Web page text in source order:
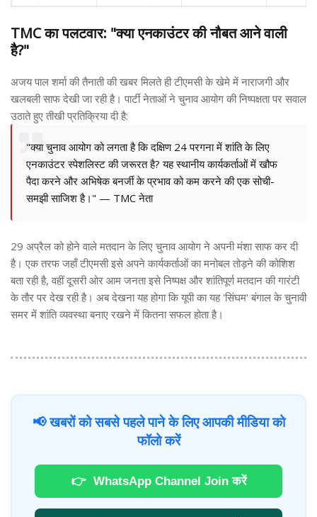
TMC का पलटवार: "क्या एनकाउंटर की नौबत आने वाली
है?"
अजय पाल शर्मा की तैनाती की खबर मिलते ही टीएमसी के खेमे में नाराजगी और
खलबली साफ देखी जा रही है। पार्टी नेताओं ने चुनाव आयोग की निष्पक्षता पर सवाल
उठाते हुए तीखी प्रतिक्रिया दी है:
"क्या चुनाव आयोग को लगता है कि दक्षिण 24 परगना में शांति के लिए
एनकाउंटर स्पेशलिस्ट की जरूरत है? यह स्थानीय कार्यकर्ताओं में खौफ
पैदा करने और अभिषेक बनर्जी के प्रभाव को कम करने की एक सोची-
समझी साजिश है।" — TMC नेता
29 अप्रैल को होने वाले मतदान के लिए चुनाव आयोग ने अपनी मंशा साफ कर दी
है। एक तरफ जहाँ टीएमसी इसे अपने कार्यकर्ताओं का मनोबल तोड़ने की कोशिश
बता रही है, वहीं दूसरी ओर आम जनता इसे निष्पक्ष और शांतिपूर्ण मतदान की गारंटी
के तौर पर देख रही है। अब देखना यह होगा कि यूपी का यह 'सिंघम' बंगाल के चुनावी
समर में शांति व्यवस्था बनाए रखने में कितना सफल होता है।
📢 खबरों को सबसे पहले पाने के लिए आपकी मीडिया को
फॉलो करें
👉 WhatsApp Channel Join करें